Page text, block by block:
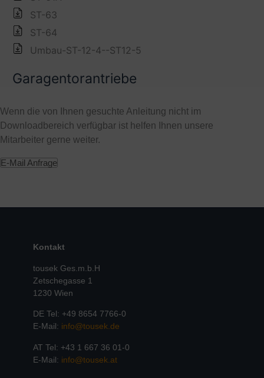
Wenn die von Ihnen gesuchte Anleitung nicht im
Downloadbereich verfügbar ist helfen Ihnen unsere
Mitarbeiter gerne weiter.
E-Mail Anfrage
Kontakt
tousek Ges.m.b.H
Zetschegasse 1
1230 Wien
DE Tel: +49 8654 7766-0
E-Mail: info@tousek.de
AT Tel: +43 1 667 36 01-0
E-Mail: info@tousek.at